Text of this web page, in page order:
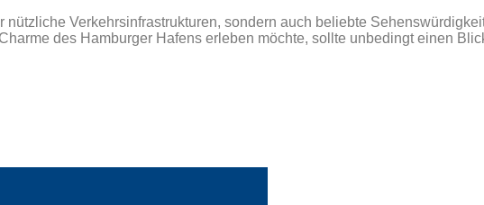
Verkehrsinfrastrukturen, sondern auch beliebte
des Hamburger Hafens erleben möchte, sollte unbedingt einen